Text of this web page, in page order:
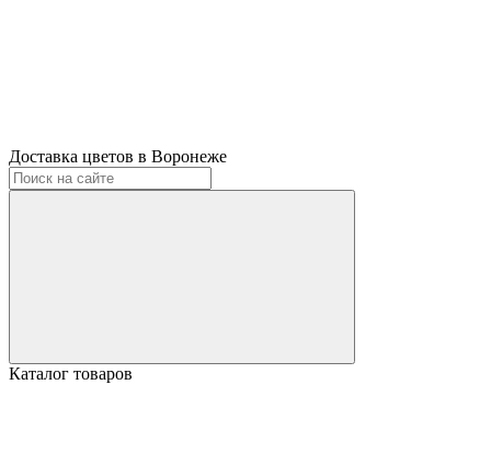
Доставка цветов в Воронеже
Каталог товаров